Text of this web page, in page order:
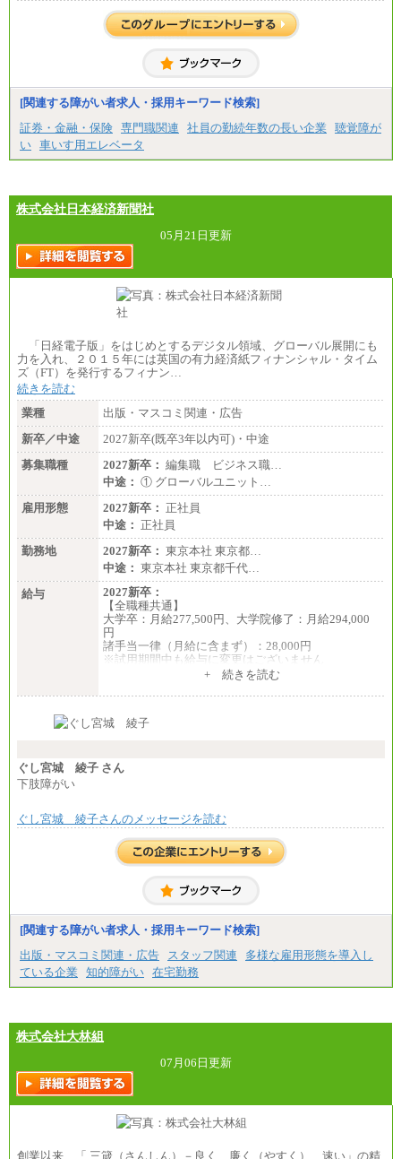
[関連する障がい者求人・採用キーワード検索]
証券・金融・保険 専門職関連 社員の勤続年数の長い企業
聴覚障が
い 車いす用エレベータ
株式会社日本経済新聞社
05月21日更新
「日経電子版」をはじめとするデジタル領域、グローバル展開にも
力を入れ、２０１５年には英国の有力経済紙フィナンシャル・タイム
ズ（FT）を発行するフィナン…
続きを読む
業種
出版・マスコミ関連・広告
新卒／中途
2027新卒(既卒3年以内可)・中途
募集職種
2027新卒： 編集職 ビジネス職…
中途： ① グローバルユニット…
雇用形態
2027新卒： 正社員
中途： 正社員
勤務地
2027新卒： 東京本社 東京都…
中途： 東京本社 東京都千代…
給与
2027新卒：
【全職種共通】
大学卒：月給277,500円、大学院修了：月給294,000
円
諸手当一律（月給に含まず）：28,000円
※試用期間中も給与に変更はございません
月給370,000円～
ます。
の各種手当を含む金額です）
+ 続きを読む
ぐし宮城 綾子 さん
下肢障がい
ぐし宮城 綾子さんのメッセージを読む
[関連する障がい者求人・採用キーワード検索]
出版・マスコミ関連・広告
スタッフ関連
多様な雇用形態を導入し
ている企業
知的障がい 在宅勤務
株式会社大林組
07月06日更新
創業以来、「 三箴（さんしん）－良く、廉く（やすく）、速い」の精